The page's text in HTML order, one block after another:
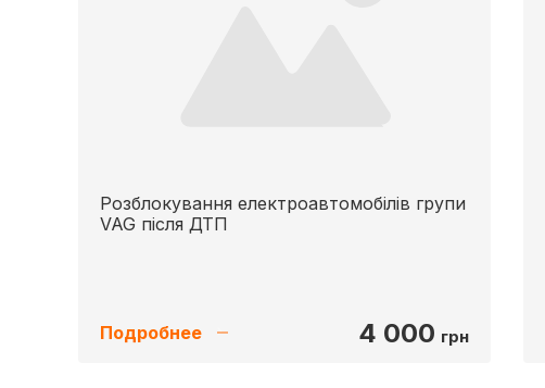
Розблокування електроавтомобілів групи
VAG після ДТП
Подробнее 4 000 грн